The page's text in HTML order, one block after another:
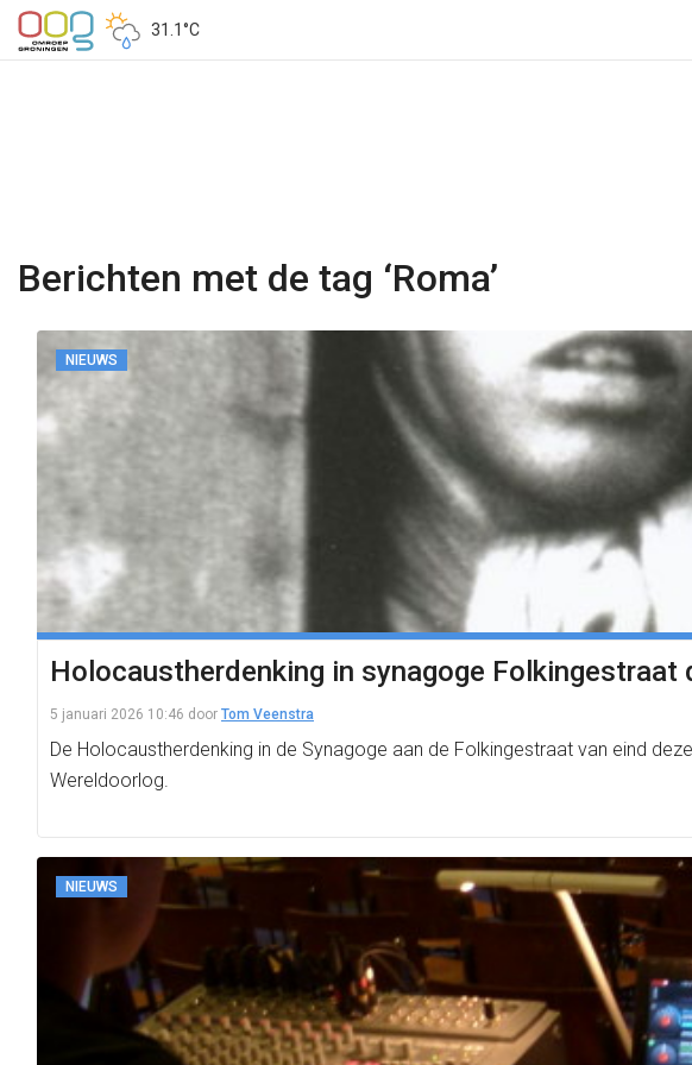
31.1°C
Berichten met de tag ‘Roma’
NIEUWS
Holocaustherdenking in synagoge
5 januari 2026 10:46 door Tom Veenstra
De Holocaustherdenking in de Synagoge aan de Folkingestraat van eind
Wereldoorlog.
NIEUWS